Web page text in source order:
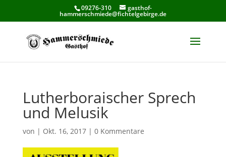
09276-310 gasthof-
hammerschmiede@fichtelgebirge.de
Lutherboraischer Sprech
und Melusik
von | Okt. 16, 2017| 0 Kommentare